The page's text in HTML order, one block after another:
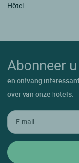
Hôtel.
Abonneer
en ontvang
over van onze hotels.